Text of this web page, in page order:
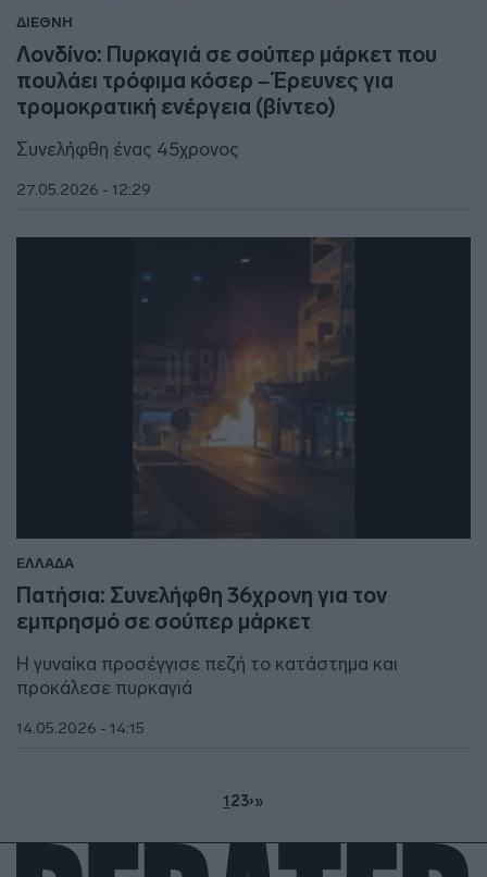
ΔΙΕΘΝΗ
Λονδίνο: Πυρκαγιά σε σούπερ μάρκετ που
πουλάει τρόφιμα κόσερ – Έρευνες για
τρομοκρατική ενέργεια (βίντεο)
Συνελήφθη ένας 45χρονος
27.05.2026 - 12:29
ΕΛΛΑΔΑ
Πατήσια: Συνελήφθη 36χρονη για τον
εμπρησμό σε σούπερ μάρκετ
Η γυναίκα προσέγγισε πεζή το κατάστημα και
προκάλεσε πυρκαγιά
14.05.2026 - 14:15
123›»